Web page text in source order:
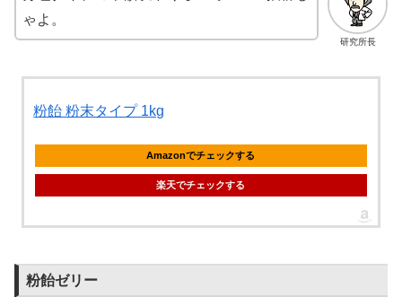
研究所長
ゃよ。
粉飴 粉末タイプ 1kg
Amazonでチェックする
楽天でチェックする
粉飴ゼリー